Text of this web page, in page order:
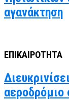
αγανάκτηση
ΕΠΙΚΑΙΡΟΤΗΤΑ
αεροδρόμιο